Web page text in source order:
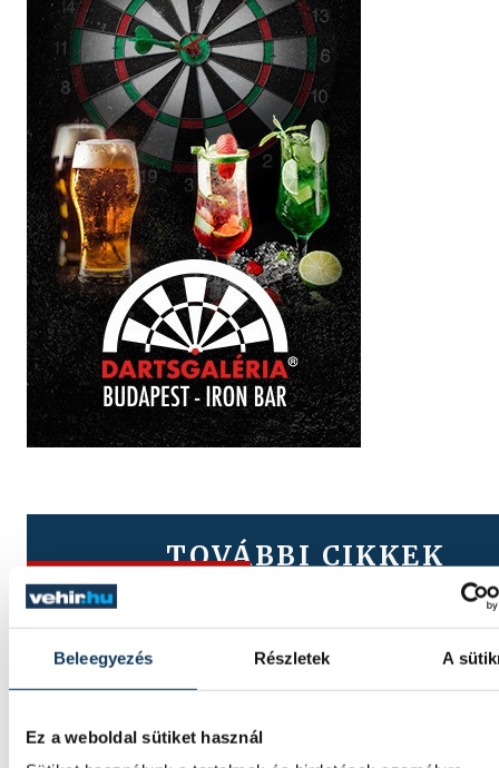
Beleegyezés Részletek A
Ez a weboldal sütiket használ
TOVÁBBI CIKKEK
ONE VESZPRÉM HC
A gólok mellett a könnyek
potyogtak – Gasper Marguc
elköszönt Veszprémtől